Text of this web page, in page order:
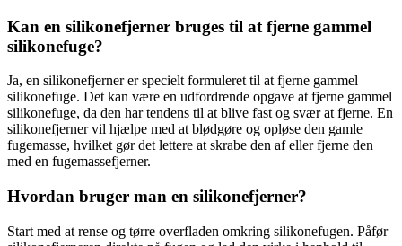
Kan en silikonefjerner bruges til at fjerne gammel
silikonefuge?
Ja, en silikonefjerner er specielt formuleret til at fjerne gammel
silikonefuge. Det kan være en udfordrende opgave at fjerne gammel
silikonefuge, da den har tendens til at blive fast og svær at fjerne. En
silikonefjerner vil hjælpe med at blødgøre og opløse den gamle
fugemasse, hvilket gør det lettere at skrabe den af eller fjerne den
med en fugemassefjerner.
Hvordan bruger man en silikonefjerner?
Start med at rense og tørre overfladen omkring silikonefugen. Påfør